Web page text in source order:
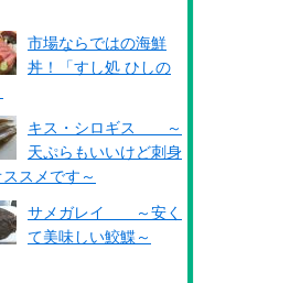
市場ならではの海鮮
丼！「すし処 ひしの
キス・シロギス ～
天ぷらもいいけど刺身
ススメです～
サメガレイ ～安く
て美味しい鮫鰈～